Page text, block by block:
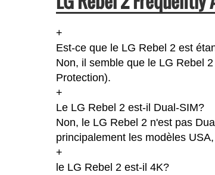
+
Est-ce que le LG Rebel 2 est
Non, il semble que le LG Rebel
Protection).
+
Le LG Rebel 2 est-il Dual-SIM?
Non, le LG Rebel 2 n'est pas
principalement les modèles
+
le LG Rebel 2 est-il 4K?